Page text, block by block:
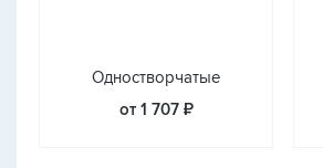
Одностворчатые
от 1 707 ₽